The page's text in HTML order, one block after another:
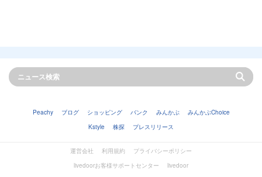
Peachy ブログ ショッピング バンク みんかぶ
みんかぶChoice
Kstyle
株探 プレスリリース
運営会社 利用規約
プライバシーポリシー
livedoorお客様サポートセンター
livedoor